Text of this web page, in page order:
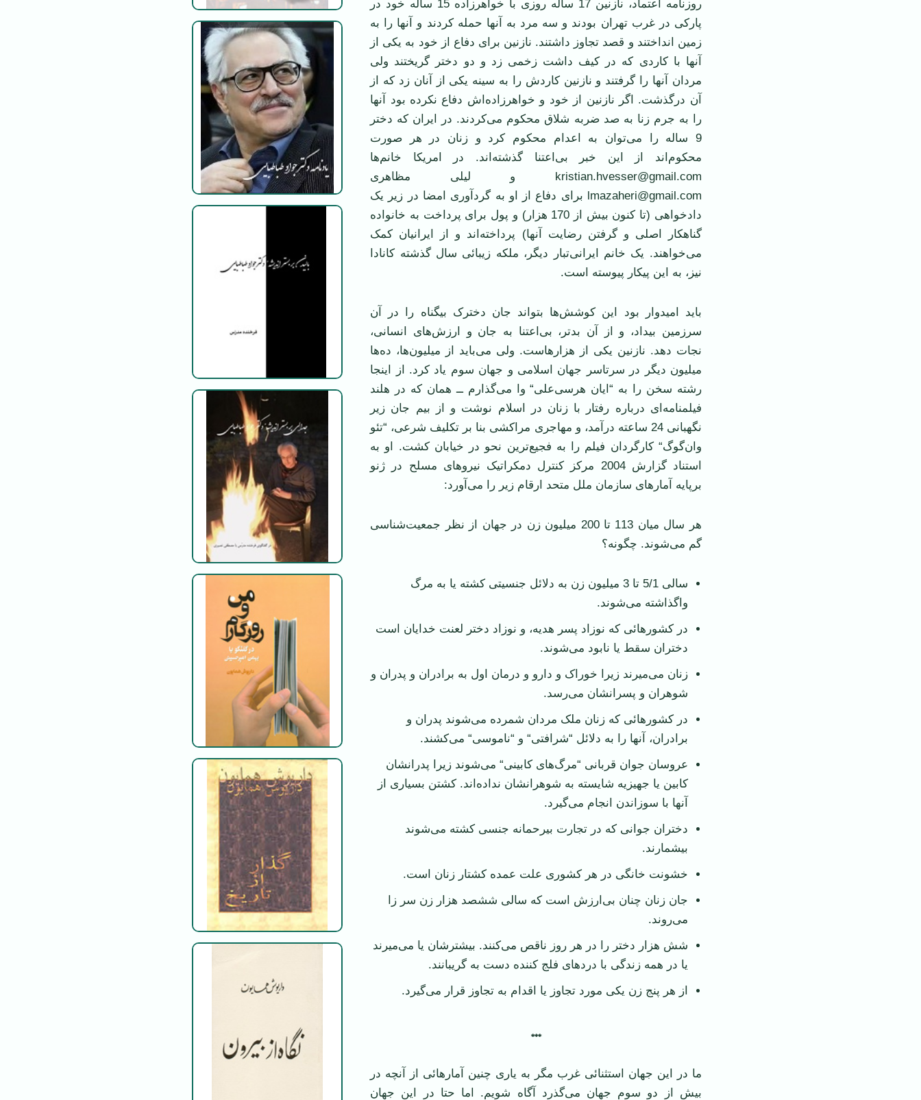
روزنامه اعتماد، نازنين 17 ساله روزی با خواهرزاده 15 ساله خود در
پارکی در غرب تهران بودند و سه مرد به آنها حمله کردند و آنها را به
زمين انداختند و قصد تجاوز داشتند. نازنين برای دفاع از خود به يکی از
آنها با کاردی که در کيف داشت زخمی زد و دو دختر گريختند ولی
مردان آنها را گرفتند و نازنين کاردش را به سينه يکی از آنان زد که از
آن درگذشت. اگر نازنين از خود و خواهرزاده‌اش دفاع نکرده بود آنها
را به جرم زنا به صد ضربه شلاق محکوم می‌کردند. در ايران که دختر
9 ساله را می‌توان به اعدام محکوم کرد و زنان در هر صورت
محکوم‌اند از اين خبر بی‌اعتنا گذشته‌اند. در امريکا خانم‌ها
kristian.hvesser@gmail.com و ليلی مظاهری
lmazaheri@gmail.com برای دفاع از او به گردآوری امضا در زير يک
دادخواهی (تا کنون بيش از 170 هزار) و پول برای پرداخت به خانواده
گناهکار اصلی و گرفتن رضايت آنها) پرداخته‌اند و از ايرانيان کمک
می‌خواهند. يک خانم ايرانی‌تبار ديگر، ملکه زيبائی سال گذشته کانادا
نيز، به اين پيکار پيوسته است.
بايد اميدوار بود اين کوشش‌ها بتواند جان دخترک بيگناه را در آن
سرزمين بيداد، و از آن بدتر، بی‌اعتنا به جان و ارزش‌های انسانی،
نجات دهد. نازنين يکی از هزارهاست. ولی می‌بايد از ميليون‌ها، ده‌ها
ميليون ديگر در سرتاسر جهان اسلامی و جهان سوم ياد کرد. از اينجا
رشته سخن را به “ايان هرسی‌علی“ وا می‌گذارم ــ همان که در هلند
فيلمنامه‌ای درباره رفتار با زنان در اسلام نوشت و از بيم جان زير
نگهبانی 24 ساعته درآمد، و مهاجری مراکشی بنا بر تکليف شرعی، “تئو
وان‌گوگ“ کارگردان فيلم را به فجيع‌ترين نحو در خيابان کشت. او به
استناد گزارش 2004 مرکز کنترل دمکراتيک نيروهای مسلح در ژنو
برپايه آمارهای سازمان ملل متحد ارقام زير را می‌آورد:
هر سال ميان 113 تا 200 ميليون زن در جهان از نظر جمعيت‌شناسی
گم می‌شوند. چگونه؟
سالی 5/1 تا 3 ميليون زن به دلائل جنسيتی کشته يا به مرگ
واگذاشته می‌شوند.
در کشورهائی که نوزاد پسر هديه، و نوزاد دختر لعنت خدايان است
دختران سقط يا نابود می‌شوند.
زنان می‌ميرند زيرا خوراک و دارو و درمان اول به برادران و پدران و
شوهران و پسرانشان می‌رسد.
در کشورهائی که زنان ملک مردان شمرده می‌شوند پدران و
برادران، آنها را به دلائل “شرافتی“ و “ناموسی“ می‌کشند.
عروسان جوان قربانی “مرگ‌های کابينی“ می‌شوند زيرا پدرانشان
کابين يا جهيزيه شايسته به شوهرانشان نداده‌اند. کشتن بسياری از
آنها با سوزاندن انجام می‌گيرد.
دختران جوانی که در تجارت بيرحمانه جنسی کشته می‌شوند
بيشمارند.
خشونت خانگی در هر کشوری علت عمده کشتار زنان است.
جان زنان چنان بی‌ارزش است که سالی ششصد هزار زن سر زا
می‌روند.
شش هزار دختر را در هر روز ناقص می‌کنند. بيشترشان يا می‌ميرند
يا در همه زندگی با دردهای فلج کننده دست به گريبانند.
از هر پنج زن يکی مورد تجاوز يا اقدام به تجاوز قرار می‌گيرد.
***
ما در اين جهان استثنائی غرب مگر به ياری چنين آمارهائی از آنچه در
بيش از دو سوم جهان می‌گذرد آگاه شويم. اما حتا در اين جهان